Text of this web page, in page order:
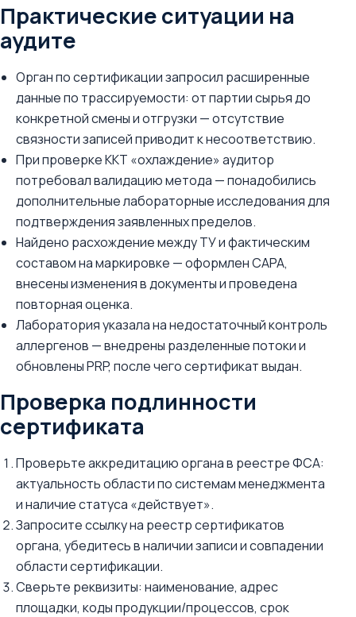
Практические ситуации на
аудите
Орган по сертификации запросил расширенные
данные по трассируемости: от партии сырья до
конкретной смены и отгрузки — отсутствие
связности записей приводит к несоответствию.
При проверке ККТ «охлаждение» аудитор
потребовал валидацию метода — понадобились
дополнительные лабораторные исследования для
подтверждения заявленных пределов.
Найдено расхождение между ТУ и фактическим
составом на маркировке — оформлен CAPA,
внесены изменения в документы и проведена
повторная оценка.
Лаборатория указала на недостаточный контроль
аллергенов — внедрены разделенные потоки и
обновлены PRP, после чего сертификат выдан.
Проверка подлинности
сертификата
Проверьте аккредитацию органа в реестре ФСА:
актуальность области по системам менеджмента
и наличие статуса «действует».
Запросите ссылку на реестр сертификатов
органа, убедитесь в наличии записи и совпадении
области сертификации.
Сверьте реквизиты: наименование, адрес
площадки, коды продукции/процессов, срок